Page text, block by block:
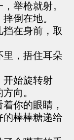
举枪就射。
倒在地。
在身前，取
，捂住耳朵
始旋转射
向。
你的眼睛，
棒棒糖递给